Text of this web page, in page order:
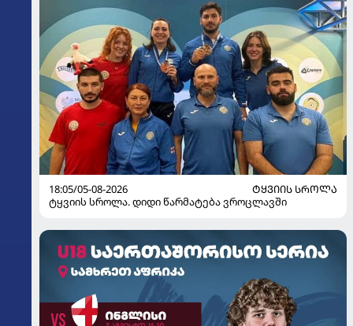
18:05/05-08-2026
ᲢᲧᲕᲘᲘᲡ ᲡᲠᲝᲚᲐ
ტყვიის სროლა. დიდი წარმატება ვროცლავში